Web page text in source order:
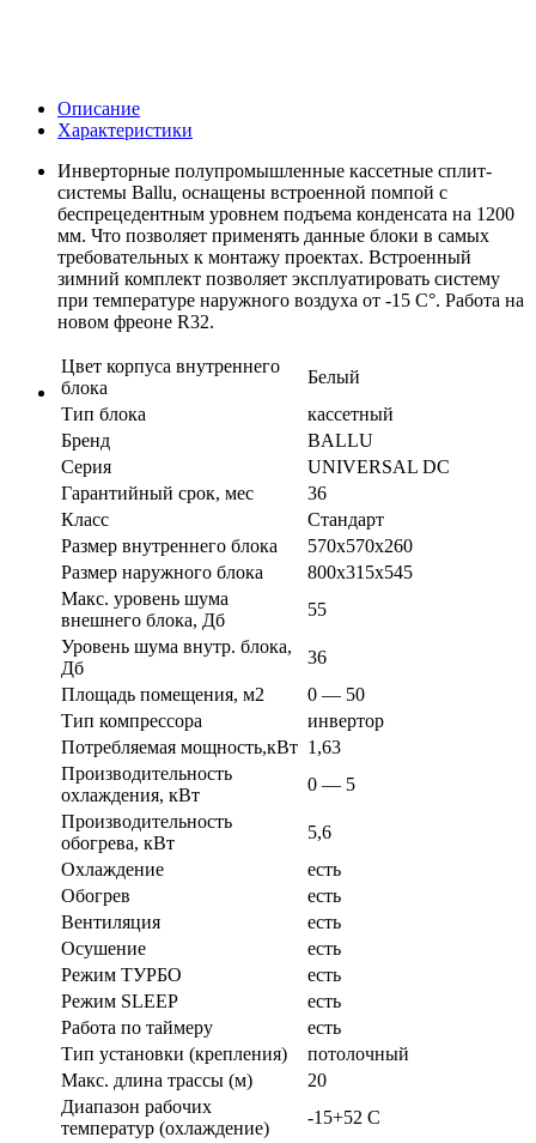
Описание
Характеристики
Инверторные полупромышленные кассетные сплит-
системы Ballu, оснащены встроенной помпой с
беспрецедентным уровнем подъема конденсата на 1200
мм. Что позволяет применять данные блоки в самых
требовательных к монтажу проектах. Встроенный
зимний комплект позволяет эксплуатировать систему
при температуре наружного воздуха от -15 С°. Работа на
новом фреоне R32.
Цвет корпуса внутреннего
блока
Белый
Тип блока
кассетный
Бренд
BALLU
Серия
UNIVERSAL DC
Гарантийный срок, мес
36
Класс
Стандарт
Размер внутреннего блока
570х570х260
Размер наружного блока
800х315х545
Макс. уровень шума
внешнего блока, Дб
55
Уровень шума внутр. блока,
Дб
36
Площадь помещения, м2
0 — 50
Тип компрессора
инвертор
Потребляемая мощность,кВт 1,63
Производительность
охлаждения, кВт
0 — 5
Производительность
обогрева, кВт
5,6
Охлаждение
есть
Обогрев
есть
Вентиляция
есть
Осушение
есть
Режим ТУРБО
есть
Режим SLEEP
есть
Работа по таймеру
есть
Тип установки (крепления)
потолочный
Макс. длина трассы (м)
20
Диапазон рабочих
температур (охлаждение)
-15+52 С